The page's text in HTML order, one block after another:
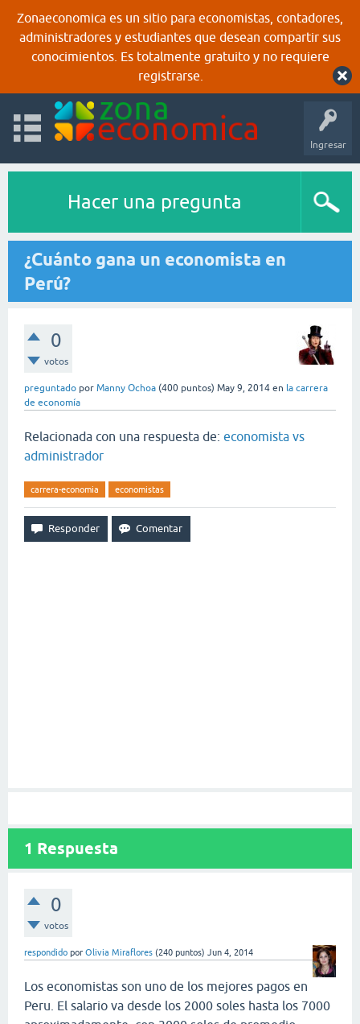
Zonaeconomica es un sitio para economistas, contadores,
administradores y estudiantes que desean compartir sus
conocimientos. Es totalmente gratuito y no requiere
registrarse.
Ingresar
Hacer una pregunta
¿Cuánto gana un economista en
Perú?
0
votos
preguntado por Manny Ochoa (400 puntos) May 9, 2014 en la carrera
de economía
Relacionada con una respuesta de: economista vs
administrador
carrera-economia economistas
1 Respuesta
0
votos
respondido por Olivia Miraflores (240 puntos) Jun 4, 2014
Los economistas son uno de los mejores pagos en
Peru. El salario va desde los 2000 soles hasta los 7000